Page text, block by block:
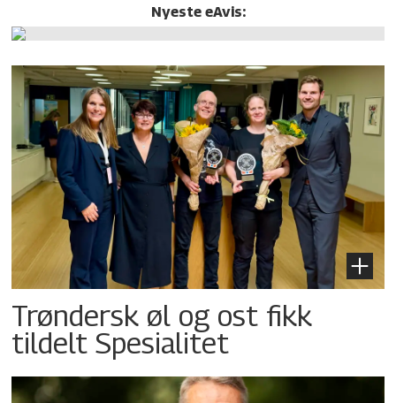
Nyeste eAvis:
Trøndersk øl og ost fikk
tildelt Spesialitet